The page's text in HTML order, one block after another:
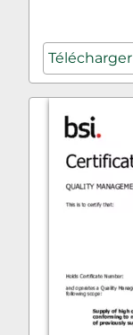
Télécharger